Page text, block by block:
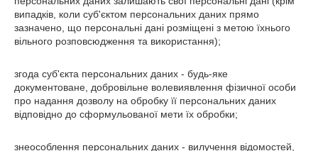
випадків, коли суб'єктом персональних даних прямо
зазначено, що персональні дані розміщені з метою їхнього
вільного розповсюдження та використання);
згода суб'єкта персональних даних - будь-яке
документоване, добровільне волевиявлення фізичної особи
про надання дозволу на обробку її персональних даних
відповідно до сформульованої мети їх обробки;
знеособлення персональних даних - вилучення відомостей,